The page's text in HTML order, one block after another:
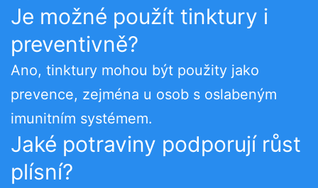
Je možné použít tinktury i
preventivně?
Ano, tinktury mohou být použity jako
prevence, zejména u osob s oslabeným
imunitním systémem.
Jaké potraviny podporují růst
plísní?